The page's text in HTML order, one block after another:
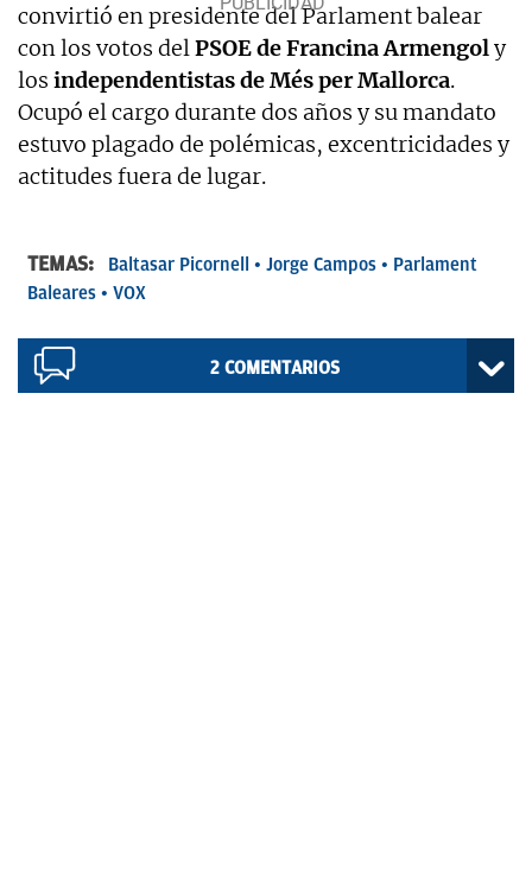
convirtió en presidente del Parlament balear
con los votos delPSOE de Francina Armengoly
los independentistas de Més per Mallorca.
Ocupó el cargo durante dos años y su mandato
estuvo plagado de polémicas, excentricidades y
actitudes fuera de lugar.
TEMAS: Baltasar Picornell Jorge Campos
Parlament
Baleares
VOX
2 COMENTARIOS